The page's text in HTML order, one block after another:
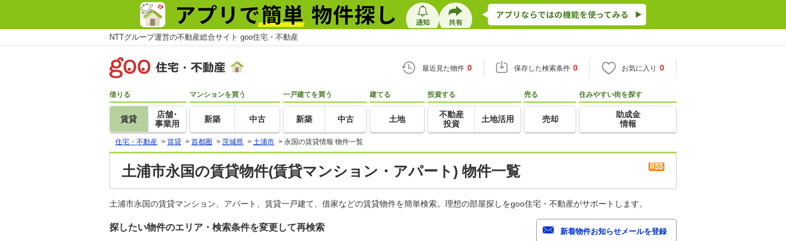
NTTグループ運営の不動産総合サイト goo住宅・不動産
最近見た物件 0 保存した検索条件 0 お気に入り 0
借りる
賃貸
店舗･
事業用
マンションを買う
新築 中古
一戸建てを買う
新築 中古
建てる
土地
投資する
不動産
投資
土地活用
売る
売却
住みやすい街を探す
助成金
情報
住宅・不動産 > 賃貸 > 首都圏 > 茨城県 > 土浦市 > 永国の賃貸情報 物件一覧
土浦市永国の賃貸物件(賃貸マンション・アパート) 物件一覧
土浦市永国の賃貸マンション、アパート、賃貸一戸建て、借家などの賃貸物件を簡単検索。理想の部屋探しをgoo住宅・不動産がサポートします。
探したい物件のエリア・検索条件を変更して再検索